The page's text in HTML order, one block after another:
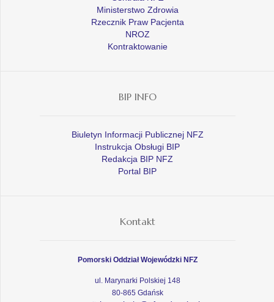
Ministerstwo Zdrowia
Rzecznik Praw Pacjenta
NROZ
Kontraktowanie
BIP INFO
Biuletyn Informacji Publicznej NFZ
Instrukcja Obsługi BIP
Redakcja BIP NFZ
Portal BIP
Kontakt
Pomorski Oddział Wojewódzki NFZ
ul. Marynarki Polskiej 148
80-865 Gdańsk